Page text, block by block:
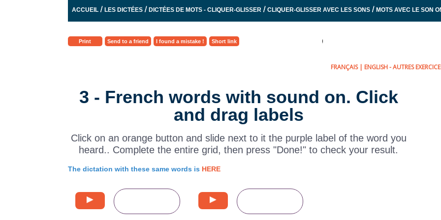
ACCUEIL /LES DICTÉES /DICTÉES DE MOTS - CLIQUER-GLISSER /CLIQUER-GLISSER AVEC LES SONS /MOTS AVEC LE SON
Print Send to a friend I found a mistake ! Short link
FRANÇAIS| ENGLISH- AUTRES
3 - French words with sound on. Click
and drag labels
Click on an orange button and slide next to it the purple label of the word you
heard.. Complete the entire grid, then press "Done!" to check your result.
The dictation with these same words is HERE